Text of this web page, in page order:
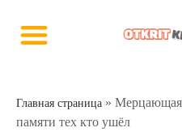
Главная страница » Мерцающая
памяти тех кто ушёл